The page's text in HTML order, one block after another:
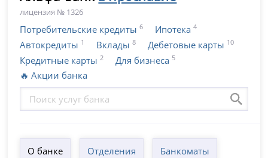
лицензия № 1326
Потребительские кредиты 6 Ипотека 4
Автокредиты 1 Вклады 8 Дебетовые карты 10
Кредитные карты 2 Для бизнеса 5
🔥 Акции банка
О банке Отделения Банкоматы